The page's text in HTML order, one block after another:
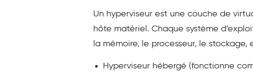
Un hyperviseur est une couche de
hôte matériel. Chaque système
la mémoire, le processeur, le stockage,
Hyperviseur hébergé (fonctionne